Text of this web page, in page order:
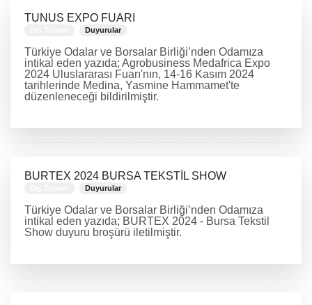
TUNUS EXPO FUARI
Duyurular
Türkiye Odalar ve Borsalar Birliği’nden Odamıza
intikal eden yazıda; Agrobusiness Medafrica Expo
2024 Uluslararası Fuarı'nın, 14-16 Kasım 2024
tarihlerinde Medina, Yasmine Hammamet'te
düzenleneceği bildirilmiştir.
BURTEX 2024 BURSA TEKSTİL SHOW
Duyurular
Türkiye Odalar ve Borsalar Birliği’nden Odamıza
intikal eden yazıda; BURTEX 2024 - Bursa Tekstil
Show duyuru broşürü iletilmiştir.